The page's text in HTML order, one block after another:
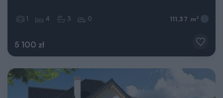
5 100 zł
1 4 3 0 111,37 m 2